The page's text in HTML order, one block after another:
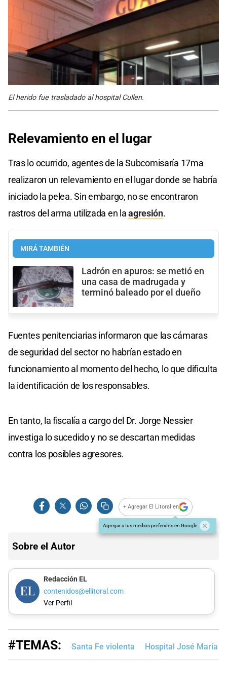
El herido fue trasladado al hospital Cullen.
Relevamiento en el lugar
Tras lo ocurrido, agentes de la Subcomisaría 17ma
realizaron un relevamiento en el lugar donde se habría
iniciado la pelea. Sin embargo, no se encontraron
rastros del arma utilizada en laagresión.
MIRÁ TAMBIÉN
Ladrón en apuros: se metió en
una casa de madrugada y
terminó baleado por el dueño
Fuentes penitenciarias informaron que las cámaras
de seguridad del sector no habrían estado en
funcionamiento al momento del hecho, lo que dificulta
la identificación de los responsables.
En tanto, la fiscalía a cargo del Dr. Jorge Nessier
investiga lo sucedido y no se descartan medidas
contra los posibles agresores.
+ Agregar El Litoral en
Agregar a tus medios preferidos en Google
Sobre el Autor
Redacción EL
contenidos@ellitoral.com
Ver Perfil
#TEMAS: Santa Fe violenta Hospital José María